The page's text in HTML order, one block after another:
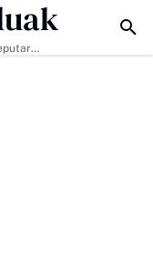
Pastikan Warga